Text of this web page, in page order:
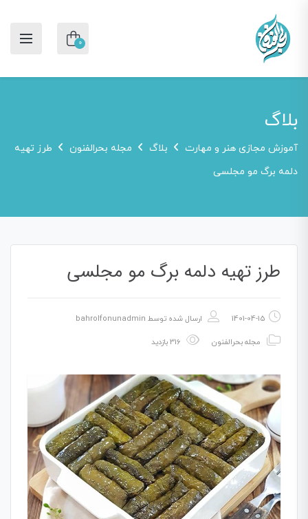
0
بلاگ
آموزش مجازی هنر و مهارت بلاگ مجله بحرالفنون
طرز تهیه
دلمه برگ مو مجلسی
طرز تهیه دلمه برگ مو مجلسی
1401-04-15 ارسال شده توسط bahrolfonunadmin
مجله بحرالفنون